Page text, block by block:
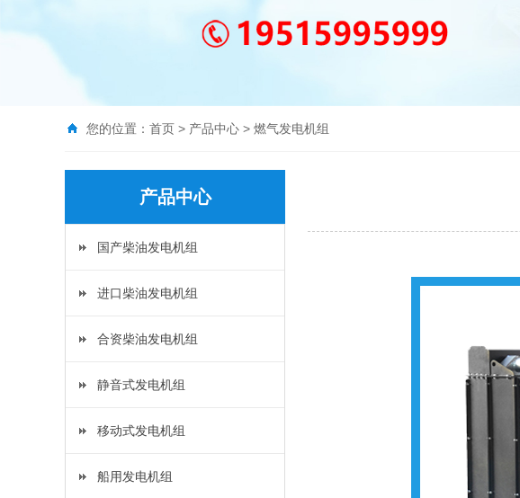
您的位置： 首页 > 产品中心 > 燃气发电机组
产品中心
国产柴油发电机组
进口柴油发电机组
合资柴油发电机组
静音式发电机组
移动式发电机组
船用发电机组